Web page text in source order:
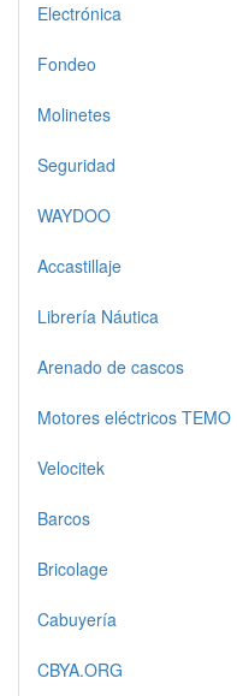
Electrónica
Fondeo
Molinetes
Seguridad
WAYDOO
Accastillaje
Librería Náutica
Arenado de cascos
Motores eléctricos TEMO
Velocitek
Barcos
Bricolage
Cabuyería
CBYA.ORG